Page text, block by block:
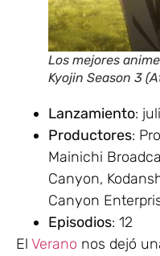
Los mejores
Kyojin Season 3
Lanzamiento:
Productores:
Mainichi
Canyon,
Canyon
Episodios: 12
El Verano nos dejó